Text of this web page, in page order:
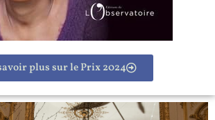
plus sur le Prix 2024